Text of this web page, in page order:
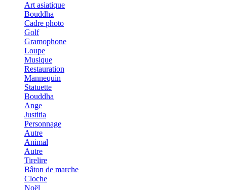
Art asiatique
Bouddha
Cadre photo
Golf
Gramophone
Loupe
Musique
Restauration
Mannequin
Statuette
Bouddha
Ange
Justitia
Personnage
Autre
Animal
Autre
Tirelire
Bâton de marche
Cloche
Noël